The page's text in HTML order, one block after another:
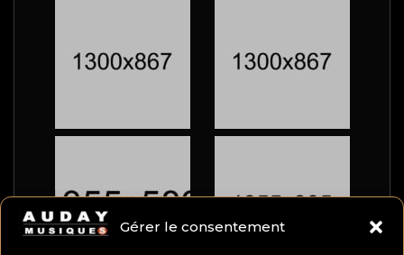
Gérer le consentement